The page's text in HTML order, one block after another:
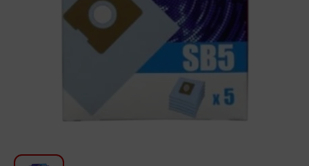
Инструменты
Санкерамика